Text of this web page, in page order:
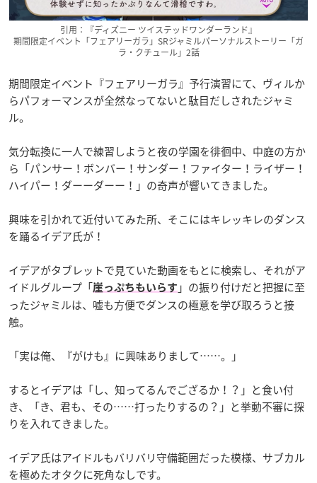
引用：『ディズニー ツイステッドワンダーランド』
期間限定イベント「フェアリーガラ」SRジャミルパーソナルストーリー「ガ
ラ・クチュール」2話
期間限定イベント『フェアリーガラ』予行演習にて、ヴィルか
らパフォーマンスが全然なってないと駄目だしされたジャミ
ル。
気分転換に一人で練習しようと夜の学園を徘徊中、中庭の方か
ら 「パンサー！ボンバー！サンダー！ファイター！ライザー！
ハイパー！ダーーダーー！」の奇声が響いてきました。
興味を引かれて近付いてみた所、そこにはキレッキレのダンス
を踊るイデア氏が！
イデアがタブレットで見ていた動画をもとに検索し、それがア
イドルグループ「崖っぷちもいらす 」の振り付けだと把握に至
ったジャミルは、嘘も方便でダンスの極意を学び取ろうと接
触。
「実は俺、『がけも』に興味ありまして……。」
するとイデアは「し、知ってるんでござるか！？」と食い付
き、「き、君も、その……打ったりするの？」と挙動不審に探
りを入れてきました。
イデア氏はアイドルもバリバリ守備範囲だった模様、サブカル
を極めたオタクに死角なしです。